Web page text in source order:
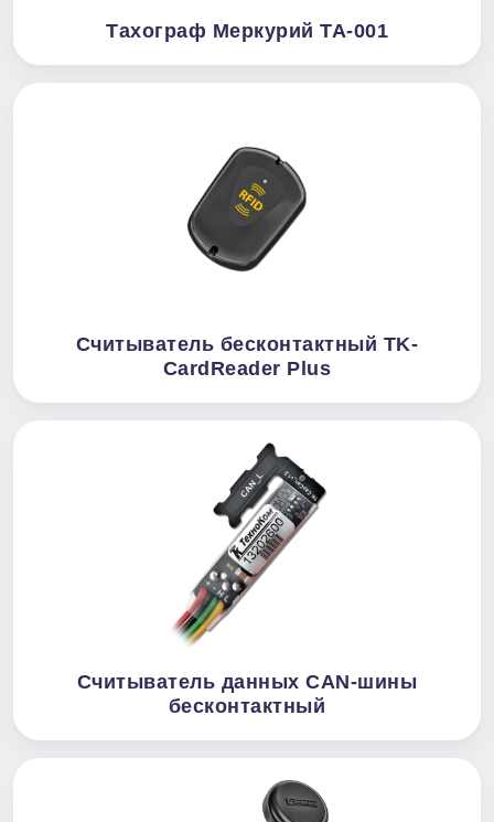
Тахограф Меркурий ТА-001
Считыватель бесконтактный TK-
CardReader Plus
Считыватель данных CAN-шины
бесконтактный